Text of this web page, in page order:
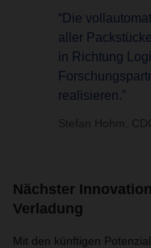
“Die
aller
in Richtung
realisieren.”
Stefan Hohm,
Nächster
Verladung
Mit den künftigen